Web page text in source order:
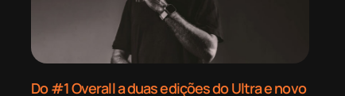
Do #1 Overall a duas edições do Ultra e novo